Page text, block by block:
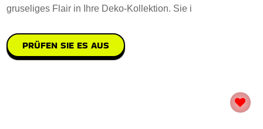
gruseliges Flair in Ihre Deko-Kollektion. Sie i
PRÜFEN SIE ES AUS